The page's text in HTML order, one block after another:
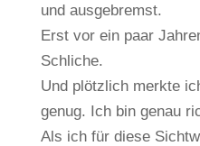
und ausgebremst.
Erst vor ein paar
Schliche.
Und plötzlich merkte
genug. Ich bin genau
Als ich für diese